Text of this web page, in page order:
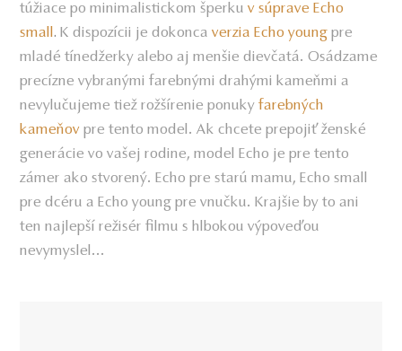
túžiace po minimalistickom šperku v súprave Echo
small.K dispozícii je dokonca verzia Echo young pre
mladé tínedžerky alebo aj menšie dievčatá. Osádzame
precízne vybranými farebnými drahými kameňmi a
nevylučujeme tiež rožšírenie ponuky farebných
kameňov pre tento model. Ak chcete prepojiť ženské
generácie vo vašej rodine, model Echo je pre tento
zámer ako stvorený. Echo pre starú mamu, Echo small
pre dcéru a Echo young pre vnučku. Krajšie by to ani
ten najlepší režisér filmu s hlbokou výpoveďou
nevymyslel...